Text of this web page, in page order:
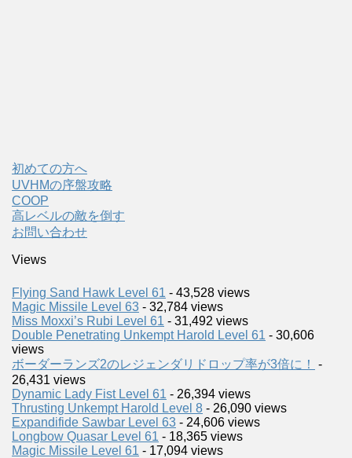
初めての方へ
UVHMの序盤攻略
COOP
高レベルの敵を倒す
お問い合わせ
Views
Flying Sand Hawk Level 61 - 43,528 views
Magic Missile Level 63 - 32,784 views
Miss Moxxi’s Rubi Level 61 - 31,492 views
Double Penetrating Unkempt Harold Level 61 - 30,606
views
ボーダーランズ2のレジェンダリドロップ率が3倍に！
-
26,431 views
Dynamic Lady Fist Level 61 - 26,394 views
Thrusting Unkempt Harold Level 8 - 26,090 views
Expandifide Sawbar Level 63 - 24,606 views
Longbow Quasar Level 61 - 18,365 views
Magic Missile Level 61 - 17,094 views